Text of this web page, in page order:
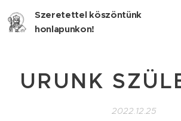
Szeretettel köszöntünk
honlapunkon!
URUNK
2022.12.25